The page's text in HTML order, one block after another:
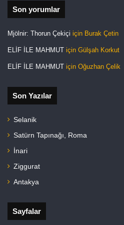
Son yorumlar
Mjölnir: Thorun Çekiçi için Burak Çetin
ELİF İLE MAHMUT için Gülşah Korkut
ELİF İLE MAHMUT için Oğuzhan Çelik
Son Yazılar
Selanik
Satürn Tapınağı, Roma
İnari
Ziggurat
Antakya
Sayfalar